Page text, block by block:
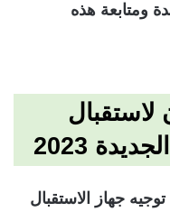
ومتابعة هذه
لاستقبال
جهاز الاستقبال